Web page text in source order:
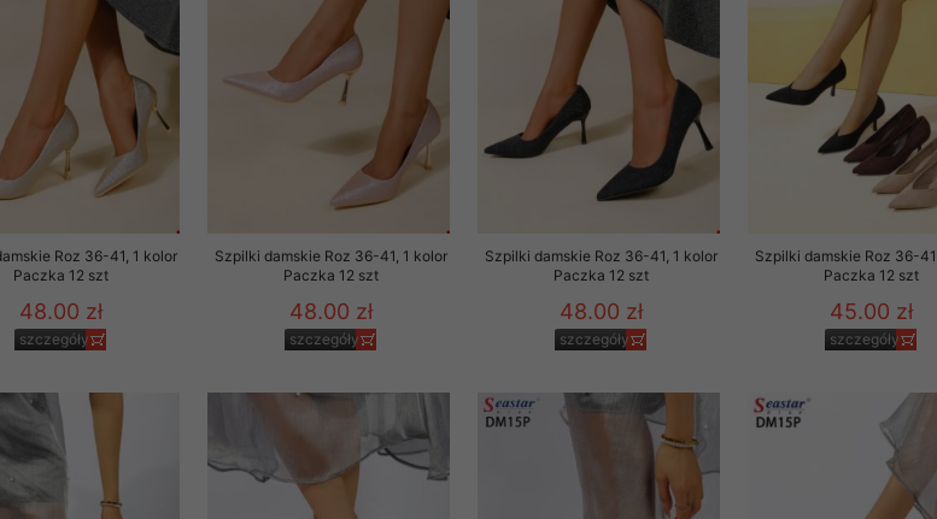
Roz 36-41, 1 kolor
Paczka 12 szt
48.00 zł
szczegóły
Szpilki damskie Roz 36-41, 1 kolor
Paczka 12 szt
48.00 zł
szczegóły
Szpilki damskie Roz 36-41, 1 kolor
Paczka 12 szt
48.00 zł
szczegóły
Szpilki damskie Roz 36-
Paczka 12 szt
45.00 zł
szczegóły
Klientom jedynie wówczas, gdy wyrazili na to zgodę. Dotyczy to w
Klientowi, jeżeli potwierdzi wyraźnie wskazanego przez nas linka
newslettera o aktualnych promocjach, rabatach i nowościach w
oferty naszego Sklepu.
się do ochrony Państwa prywatności, w szczególności danych